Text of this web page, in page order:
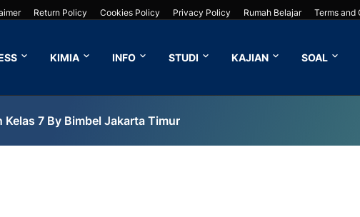
Return Policy Cookies Policy Privacy Policy Rumah Belajar Terms and
KIMIA INFO STUDI KAJIAN SOAL
Kelas 7 By Bimbel Jakarta Timur